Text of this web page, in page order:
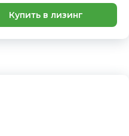
Купить в лизинг